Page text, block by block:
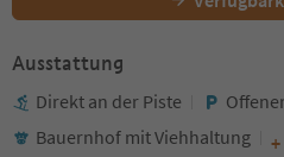
Ausstattung
Direkt an der Piste
Bauernhof mit Viehhaltung